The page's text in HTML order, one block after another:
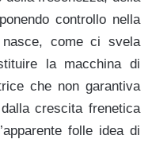
controllo nella
come ci svela
la macchina di
che non garantiva
crescita frenetica
folle idea di